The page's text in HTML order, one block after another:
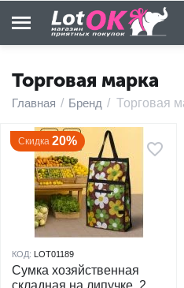
Торговая марка
Главная / Бренд / Торговая
Скидка 20%
КОД: LOT01189
Сумка хозяйственная
складная на липучке, 2